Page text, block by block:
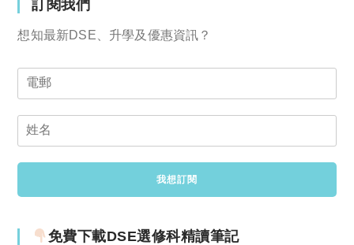
訂閱我們
想知最新DSE、升學及優惠資訊？
免費下載DSE選修科精讀筆記